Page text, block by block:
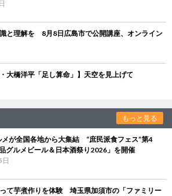
と理解を 8月8日広島市で公開講座、オンライン
大橋洋平「足し算命」】天空を見上げて
もっと見る
メが全国各地から大集結 “庶民派食フェス”第4
グルメビール＆日本酒祭り2026」を開催
て芋煮作りを体験 埼玉県加須市の「ファミリー